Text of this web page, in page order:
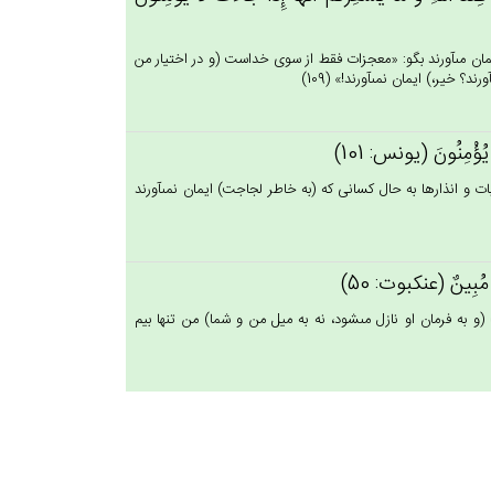
مى‏آورند بگو: «معجزات فقط از سوى خداست (و در اختيار من
خير،) ايمان نمى‏آورند!» (109)
(يونس: 101)
و انذارها به حال كسانى كه (به خاطر لجاجت) ايمان نمى‏آورند
(عنكبوت: 50)
فرمان او نازل مى‏شود، نه به ميل من و شما) من تنها بيم